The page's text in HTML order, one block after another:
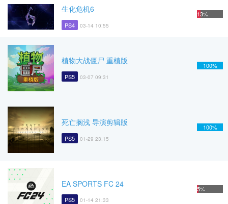
生化危机6
PS4 03-14 10:55
13%
植物大战僵尸 重植版
PS5 03-07 09:31
100%
死亡搁浅 导演剪辑版
PS5 01-29 23:15
100%
EA SPORTS FC 24
PS5 01-14 21:33
5%